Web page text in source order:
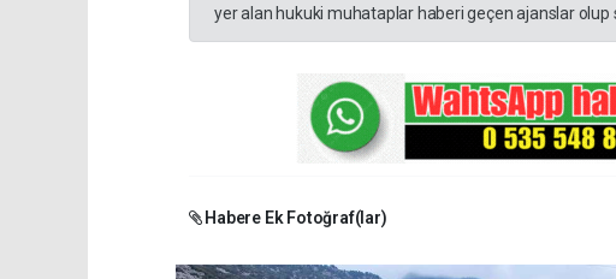
yer alan hukuki muhataplar haberi geçen ajanslar
Habere Ek Fotoğraf(lar)